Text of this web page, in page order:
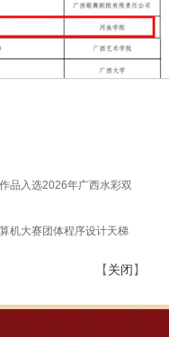
品入选2026年广西水彩双
机大赛团体程序设计天梯
【关闭】